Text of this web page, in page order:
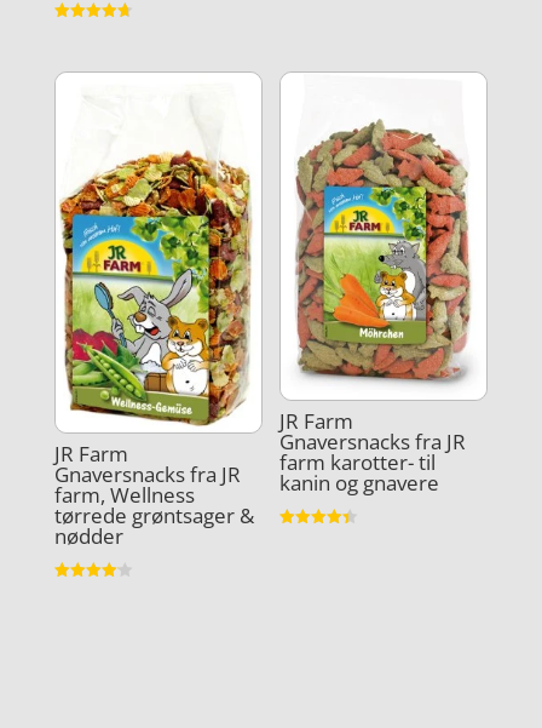
JR Farm
Gnaversnacks fra JR
farm, Wellness
tørrede grøntsager &
nødder
JR Farm
Gnaversnacks fra JR
farm karotter- til
kanin og gnavere